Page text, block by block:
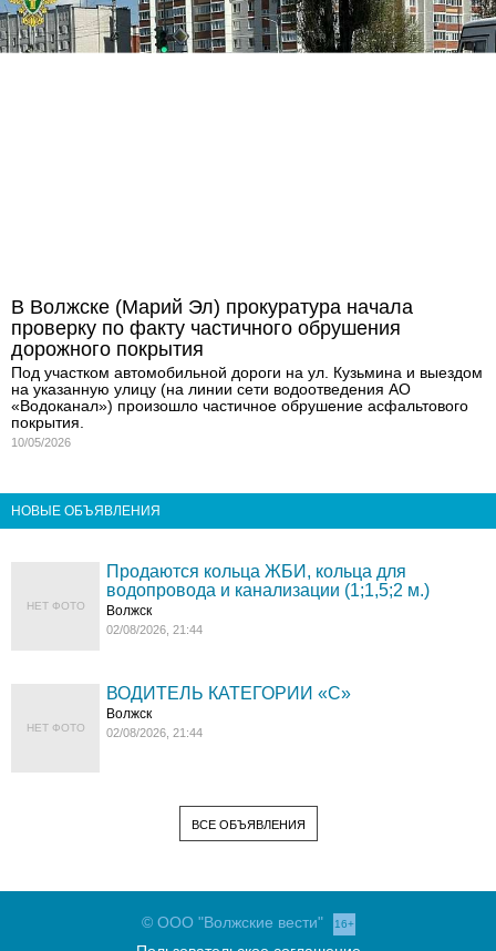
В Волжске (Марий Эл) прокуратура начала
проверку по факту частичного обрушения
дорожного покрытия
Под участком автомобильной дороги на ул. Кузьмина и выездом
на указанную улицу (на линии сети водоотведения АО
«Водоканал») произошло частичное обрушение асфальтового
покрытия.
10/05/2026
НОВЫЕ ОБЪЯВЛЕНИЯ
НЕТ ФОТО
Продаются кольца ЖБИ, кольца для
водопровода и канализации (1;1,5;2 м.)
Волжск
02/08/2026, 21:44
НЕТ ФОТО
ВОДИТЕЛЬ КАТЕГОРИИ «C»
Волжск
02/08/2026, 21:44
ВСЕ ОБЪЯВЛЕНИЯ
© ООО "Волжские вести" 16+